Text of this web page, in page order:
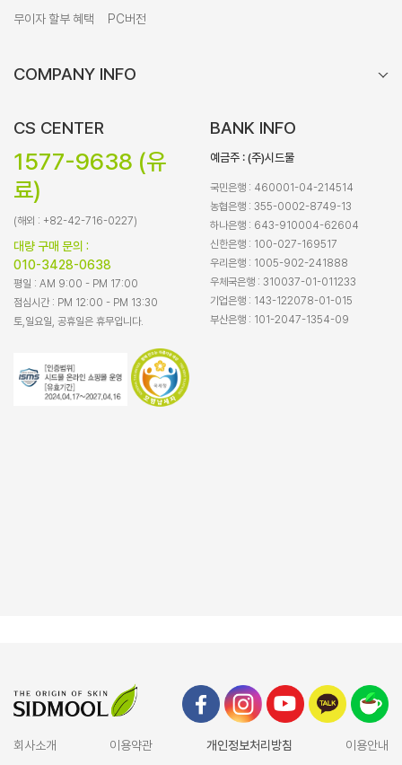
무이자 할부 혜택
PC버전
COMPANY INFO
CS CENTER
1577-9638 (유
료)
(해외 : +82-42-716-0227)
대량 구매 문의 :
010-3428-0638
평일 : AM 9:00 - PM 17:00
점심시간 : PM 12:00 - PM 13:30
토,일요일, 공휴일은 휴무입니다.
BANK INFO
예금주 : (주)시드물
국민은행 : 460001-04-214514
농협은행 : 355-0002-8749-13
하나은행 : 643-910004-62604
신한은행 : 100-027-169517
우리은행 : 1005-902-241888
우체국은행 : 310037-01-011233
기업은행 : 143-122078-01-015
부산은행 : 101-2047-1354-09
회사소개 이용약관 개인정보처리방침
이용안내